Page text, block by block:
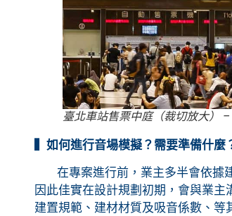
臺北車站售票中庭（裁切放大）
▍如何進行音場模擬？需要準備什麼
在專案進行前，業主多半會依據建
因此佳實在設計規劃初期，會與業
建置規範、建材材質及吸音係數、等